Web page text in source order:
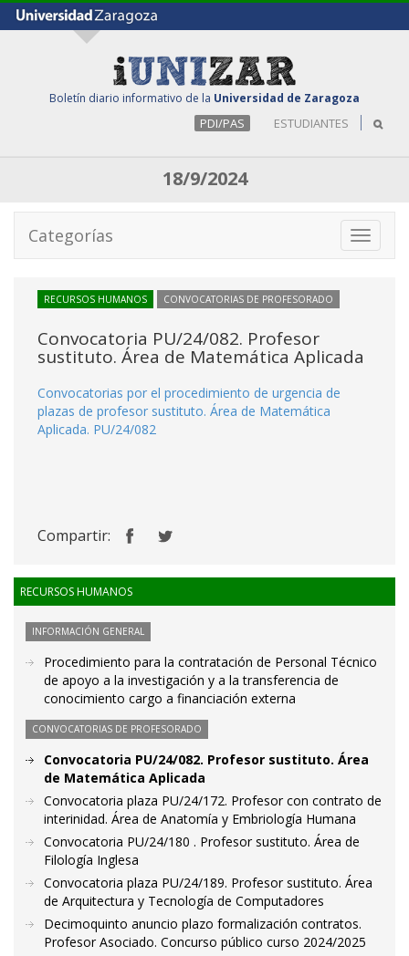
Boletín diario informativo de la Universidad de Zaragoza
PDI/PAS ESTUDIANTES
18/9/2024
Toggle
Categorías
RECURSOS HUMANOS CONVOCATORIAS DE PROFESORADO
Convocatoria PU/24/082. Profesor
sustituto. Área de Matemática Aplicada
Convocatorias por el procedimiento de urgencia de
plazas de profesor sustituto. Área de Matemática
Aplicada. PU/24/082
Compartir:
RECURSOS HUMANOS
INFORMACIÓN GENERAL
Procedimiento para la contratación de Personal Técnico
de apoyo a la investigación y a la transferencia de
conocimiento cargo a financiación externa
CONVOCATORIAS DE PROFESORADO
Convocatoria PU/24/082. Profesor sustituto. Área
de Matemática Aplicada
Convocatoria plaza PU/24/172. Profesor con contrato de
interinidad. Área de Anatomía y Embriología Humana
Convocatoria PU/24/180 . Profesor sustituto. Área de
Filología Inglesa
Convocatoria plaza PU/24/189. Profesor sustituto. Área
de Arquitectura y Tecnología de Computadores
Decimoquinto anuncio plazo formalización contratos.
Profesor Asociado. Concurso público curso 2024/2025